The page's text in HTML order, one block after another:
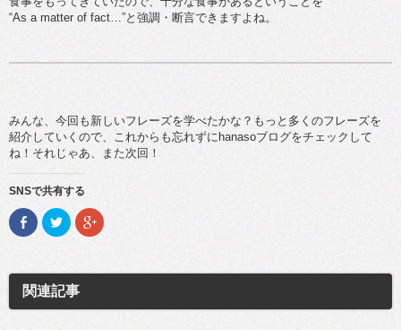
“As a matter of fact…”と強調・断言できますよね。
みんな、今回も新しいフレーズを学べたかな？もっと多くのフレーズを
紹介していくので、これからも忘れずにhanasoブログをチェックして
ね！それじゃあ、また次回！
SNSで共有する
F
a
o
o
k
で
ク
リ
て
T
w
i
ク
リ
て
o
関連記事